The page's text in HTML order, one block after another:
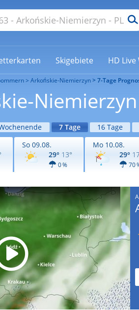
Skigebiete HD Live
Arkońskie-Niemierzyn 7-Tage
7 Tage 16 Tage
So 09.08.
29° 13°
0 %
Mo 10.08.
29°
70